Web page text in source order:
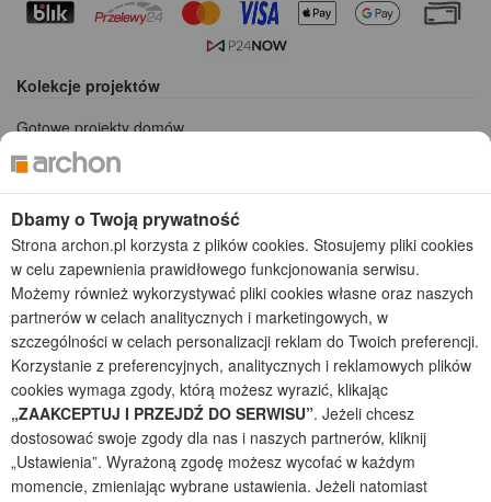
Kolekcje projektów
Gotowe projekty domów
Projekty domów tanich w budowie
Projekty domów szeregowych
Projekty małych domów (do 150 m2)
Projekty domów wielorodzinnych
Projekty domów bliźniaczych
Projekty domów nowoczesnych
Projekty domów parterowych
2026 © ARCHON+ Biuro Projektów - Tradycyjne i nowoczesne gotowe
projekty domów - autorska pracownia architektoniczna założona w 1990r.
przez arch. Barbarę Mendel
Z uwagi na ciągłe doskonalenie procesu powstawania projektów (zgodnie z
normą ISO 9001), prezentowane na stronie projekty domów mogą
nieznacznie różnić się od dokumentacji technicznej.
Informujemy, iż w celu optymalizacji treści dostępnych w naszym sklepie,
Dbamy o Twoją prywatność
Strona archon.pl korzysta z plików cookies. Stosujemy pliki cookies
w celu zapewnienia prawidłowego funkcjonowania serwisu.
Możemy również wykorzystywać pliki cookies własne oraz naszych
partnerów w celach analitycznych i marketingowych, w
szczególności w celach personalizacji reklam do Twoich preferencji.
Korzystanie z preferencyjnych, analitycznych i reklamowych plików
cookies wymaga zgody, którą możesz wyrazić, klikając
„ZAAKCEPTUJ I PRZEJDŹ DO SERWISU”. Jeżeli chcesz
dostosować swoje zgody dla nas i naszych partnerów, kliknij
„Ustawienia”. Wyrażoną zgodę możesz wycofać w każdym
momencie, zmieniając wybrane ustawienia. Jeżeli natomiast